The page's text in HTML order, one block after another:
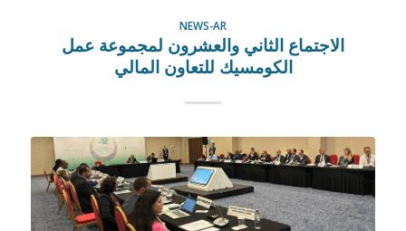
NEWS-AR
الاجتماع الثاني والعشرون لمجموعة عمل
الكومسيك للتعاون المالي